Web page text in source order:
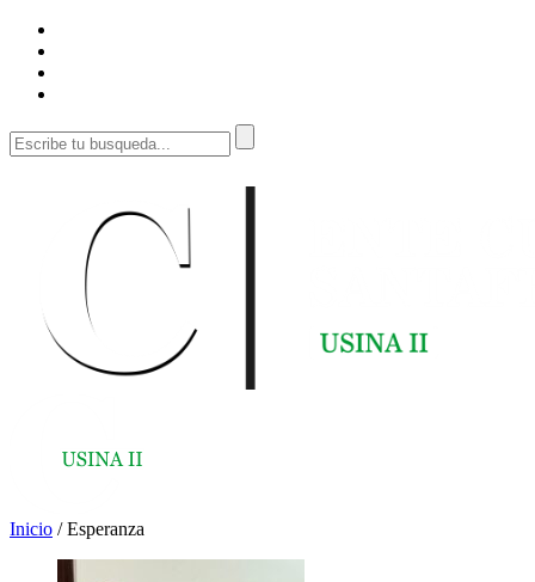
Inicio /Esperanza